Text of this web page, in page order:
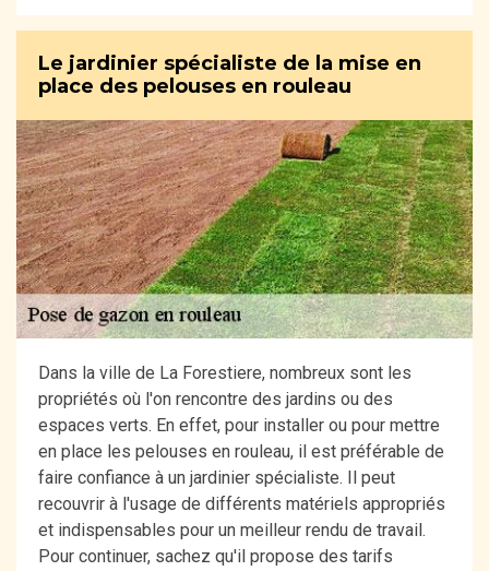
Le jardinier spécialiste de la mise en
place des pelouses en rouleau
Dans la ville de La Forestiere, nombreux sont les
propriétés où l'on rencontre des jardins ou des
espaces verts. En effet, pour installer ou pour mettre
en place les pelouses en rouleau, il est préférable de
faire confiance à un jardinier spécialiste. Il peut
recouvrir à l'usage de différents matériels appropriés
et indispensables pour un meilleur rendu de travail.
Pour continuer, sachez qu'il propose des tarifs